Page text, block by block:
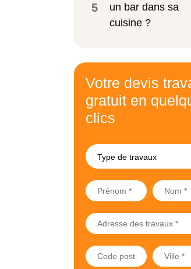
5
un bar dans sa
cuisine ?
Votre devis
gratuit en
clics
Type de travaux